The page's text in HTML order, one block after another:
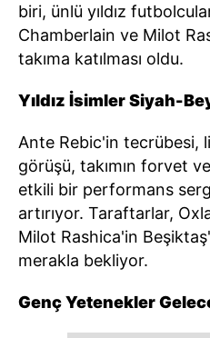
biri, ünlü yıldız
Chamberlain ve Milot
takıma katılması oldu.
Yıldız İsimler Siyah-
Ante Rebic'in tecrübesi,
görüşü, takımın forvet
etkili bir performans
artırıyor. Taraftarlar,
Milot Rashica'in
merakla bekliyor.
Genç Yetenekler